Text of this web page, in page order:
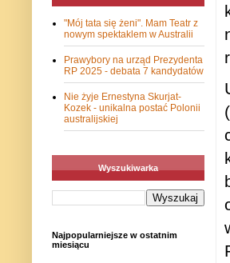
"Mój tata się żeni". Mam Teatr z
nowym spektaklem w Australii
Prawybory na urząd Prezydenta
RP 2025 - debata 7 kandydatów
Nie żyje Ernestyna Skurjat-
Kozek - unikalna postać Polonii
australijskiej
Wyszukiwarka
Najpopularniejsze w ostatnim
miesiącu